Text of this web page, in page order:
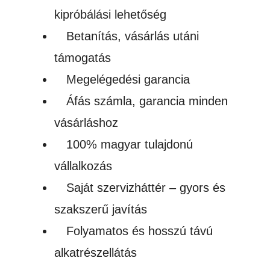
kipróbálási lehetőség
Betanítás, vásárlás utáni
támogatás
Megelégedési garancia
Áfás számla, garancia minden
vásárláshoz
100% magyar tulajdonú
vállalkozás
Saját szervizháttér – gyors és
szakszerű javítás
Folyamatos és hosszú távú
alkatrészellátás